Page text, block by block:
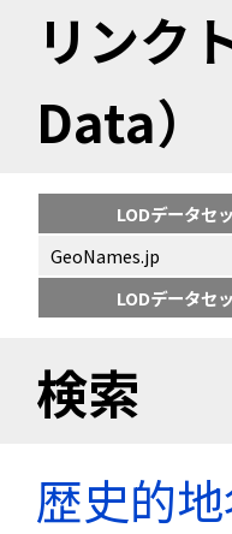
リンク
Data）
LODデータセ
GeoNames.jp
LODデータセ
検索
歴史的